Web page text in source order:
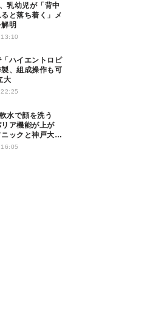
と落ち着く」メ
明
ハイエントロピ
、組成操作も可
大
リア機能が上が
ックと神戸大が